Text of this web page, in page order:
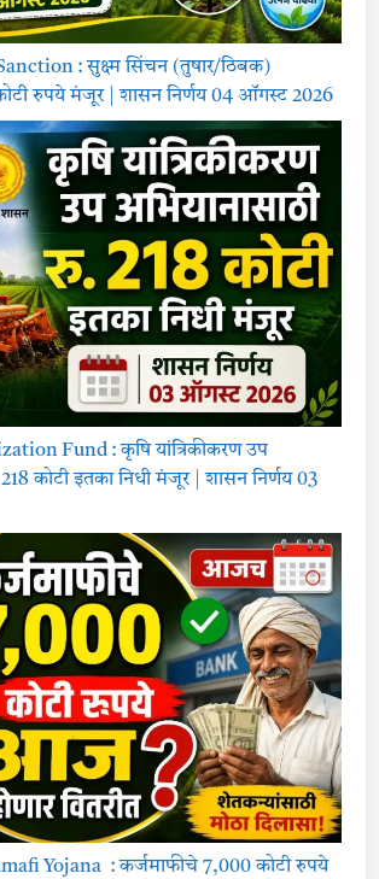
: सुक्ष्म सिंचन (तुषार/ठिबक)
रुपये मंजूर | शासन निर्णय 04 ऑगस्ट 2026
Fund : कृषि यांत्रिकीकरण उप
कोटी इतका निधी मंजूर | शासन निर्णय 03
Yojana : कर्जमाफीचे 7,000 कोटी रुपये